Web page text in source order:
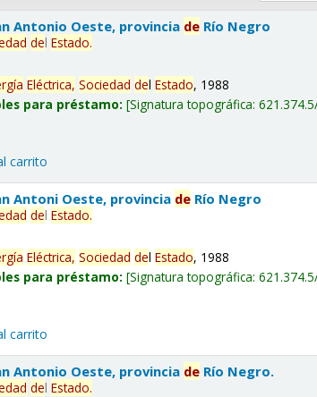
Antonio Oeste, provincia de Río Negro
delEstado.
Eléctrica, Sociedad delEstado, 1988
para préstamo: Signatura topográfica:
carrito
Antoni Oeste, provincia de Río Negro
delEstado.
Eléctrica, Sociedad delEstado, 1988
para préstamo: Signatura topográfica:
carrito
Antonio Oeste, provincia de Río Negro.
delEstado.